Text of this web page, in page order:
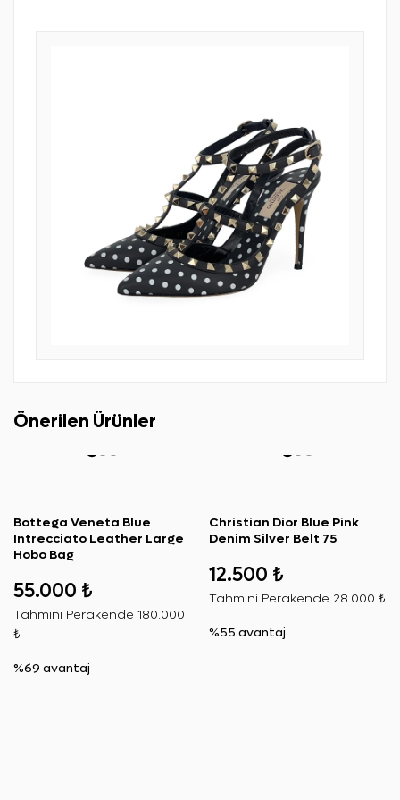
Önerilen Ürünler
Bottega Veneta Blue
Intrecciato Leather Large
Hobo Bag
55.000 ₺
Tahmini Perakende 180.000
₺
%69 avantaj
Christian Dior Blue Pink
Denim Silver Belt 75
12.500 ₺
Tahmini Perakende 28.000 ₺
%55 avantaj